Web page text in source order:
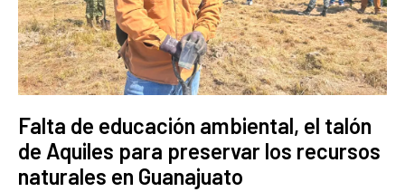
Falta de educación ambiental, el talón
de Aquiles para preservar los recursos
naturales en Guanajuato